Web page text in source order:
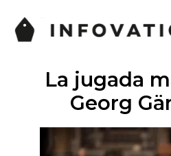
La jugada
Georg